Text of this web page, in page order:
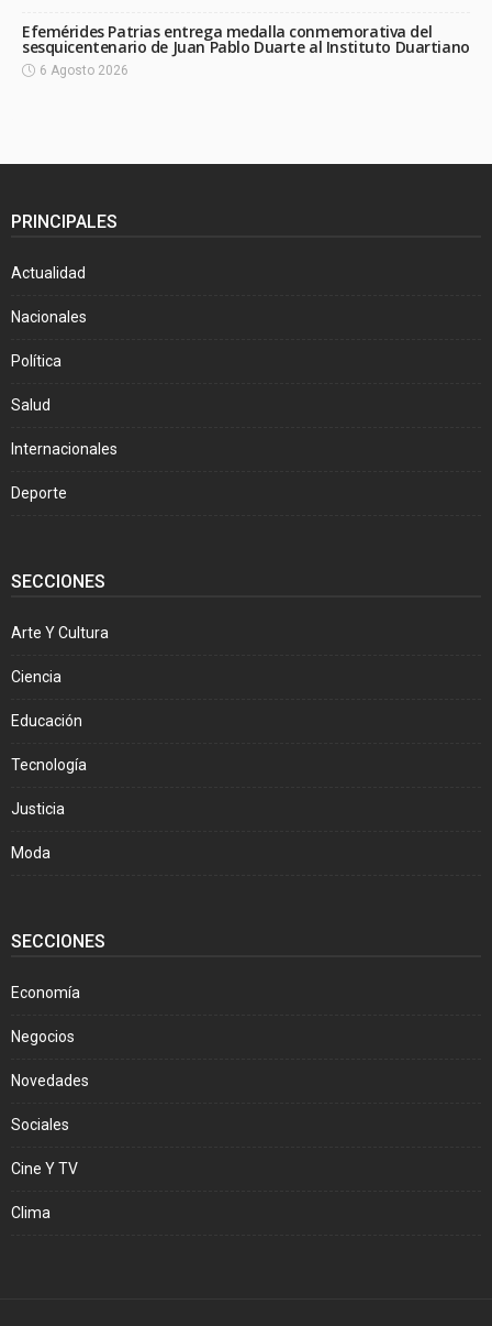
Efemérides Patrias entrega medalla conmemorativa del
sesquicentenario de Juan Pablo Duarte al Instituto Duartiano
6 Agosto 2026
PRINCIPALES
Actualidad
Nacionales
Política
Salud
Internacionales
Deporte
SECCIONES
Arte Y Cultura
Ciencia
Educación
Tecnología
Justicia
Moda
SECCIONES
Economía
Negocios
Novedades
Sociales
Cine Y TV
Clima